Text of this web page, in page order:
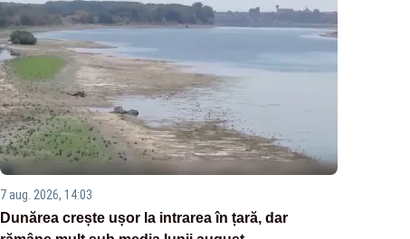
7 aug. 2026, 14:03
Dunărea crește ușor la intrarea în țară, dar